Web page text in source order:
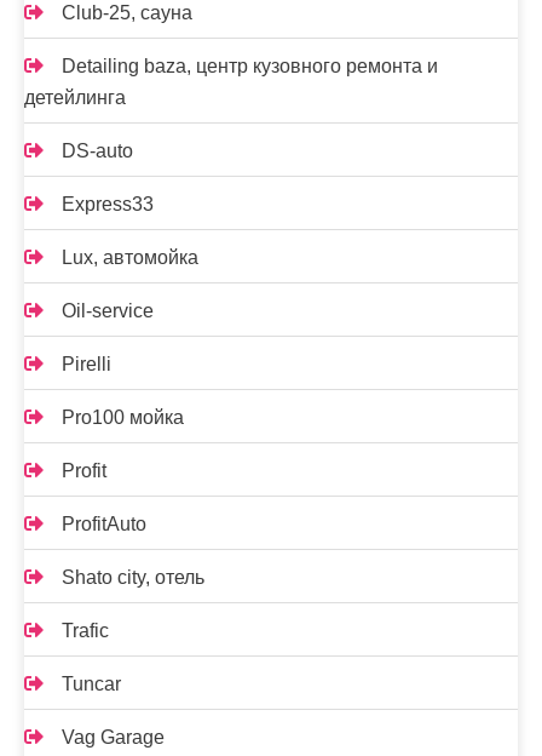
Club-25, сауна
Detailing baza, центр кузовного ремонта и
детейлинга
DS-auto
Express33
Lux, автомойка
Oil-service
Pirelli
Pro100 мойка
Profit
ProfitAuto
Shato city, отель
Trafic
Tuncar
Vag Garage